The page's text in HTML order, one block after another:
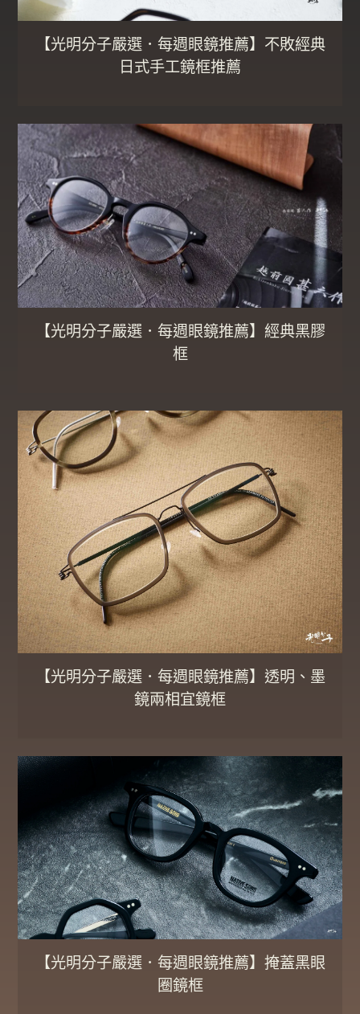
【光明分子嚴選．每週眼鏡推薦】不敗經典
日式手工鏡框推薦
【光明分子嚴選．每週眼鏡推薦】經典黑膠
框
【光明分子嚴選．每週眼鏡推薦】透明、墨
鏡兩相宜鏡框
【光明分子嚴選．每週眼鏡推薦】掩蓋黑眼
圈鏡框